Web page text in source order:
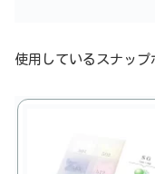
使用しているスナップ